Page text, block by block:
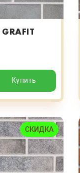
Купить
СКИДКА